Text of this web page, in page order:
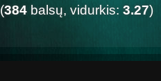
(384 balsų, vidurkis: 3.27)